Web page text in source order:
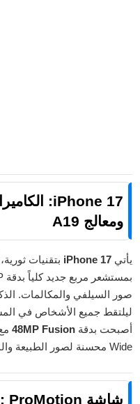
ومعالج A19
يأتي iPhone 17 بتقنيات
صور السيلفي والمكالمات.
ليلتقط جميع الأشخاص في
أصبحت بدقة 48MP Fusion
Wide محسنة لصور الطبيعة والمناظر.